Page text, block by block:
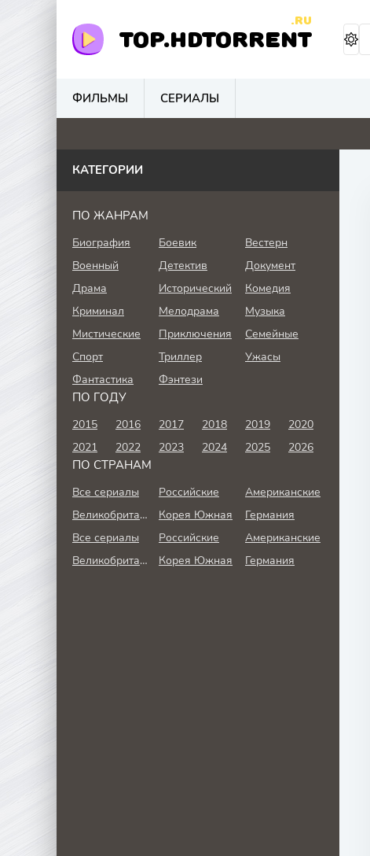
TOP.HDTORRENT
.RU
ФИЛЬМЫ СЕРИАЛЫ
0 0 5.3 4.1
КАТЕГОРИИ
ПО ЖАНРАМ
Биография Боевик
Вестерн
Военный
Детектив
Документ
Драма
Исторический
Комедия
Криминал
Мелодрама
Музыка
Мистические
Приключения
Семейные
Спорт
Триллер
Ужасы
Фантастика
Фэнтези
ПО ГОДУ
2015 2016 2017 2018 2019
2020
2021
2022 2023 2024 2025 2026
ПО СТРАНАМ
Все сериалы Российские
Американские
Великобритания
Корея Южная
Германия
Все сериалы
Российские
Американские
Великобритания
Корея Южная Германия